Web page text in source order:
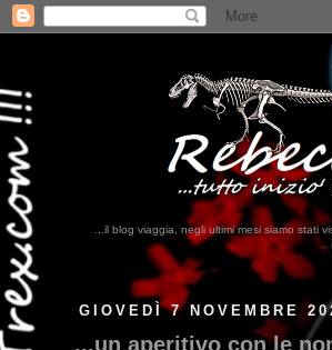
...il blog viaggia, negli ultimi mesi siamo
...qui trovate il nostro viaggio in
GIOVEDÌ 7 NOVEMBRE
...un aperitivo con le